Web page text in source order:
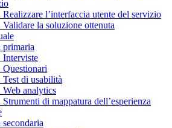
Realizzare l’interfaccia utente del servizio
Validare la soluzione ottenuta
primaria
Interviste
Questionari
Test di usabilità
Web analytics
Strumenti di mappatura dell’esperienza